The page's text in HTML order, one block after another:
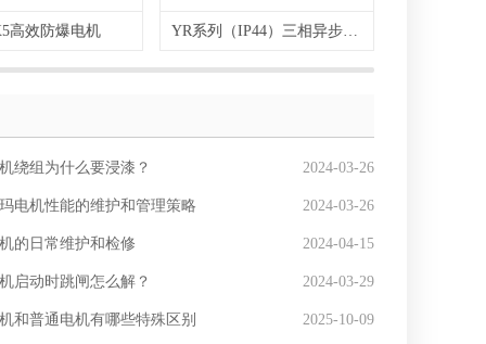
高效防爆电机 YR系列（IP44）三相异步电机
绕组为什么要浸漆？ 2024-03-26
电机性能的维护和管理策略 2024-03-26
的日常维护和检修 2024-04-15
启动时跳闸怎么解？ 2024-03-29
和普通电机有哪些特殊区别 2025-10-09